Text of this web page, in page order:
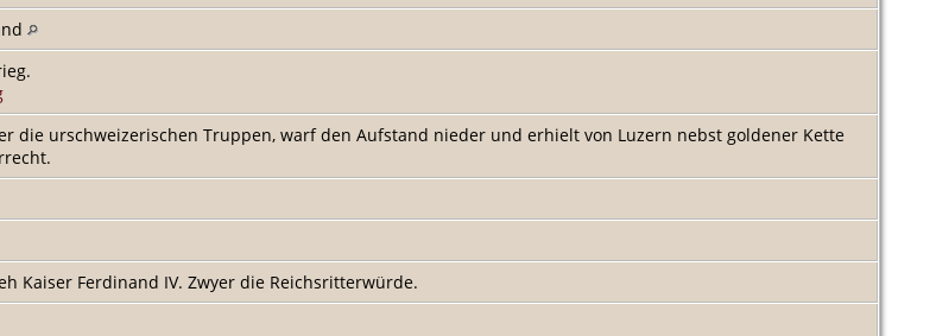
die urschweizerischen Truppen, warf den Aufstand nieder und erhielt von Luzern nebst goldener Kette
Kaiser Ferdinand IV. Zwyer die Reichsritterwürde.